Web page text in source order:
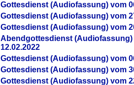
Gottesdienst (Audiofassung) vom
Gottesdienst (Audiofassung) vom
Gottesdienst (Audiofassung) vom
Abendgottesdienst (Audiofassung)
12.02.2022
Gottesdienst (Audiofassung) vom
Gottesdienst (Audiofassung) vom
Gottesdienst (Audiofassung) vom